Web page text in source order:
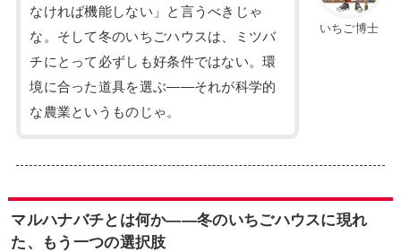
いちご博士
なければ機能しない」と言うべきじゃ
な。そして冬のいちごハウスは、ミツバ
チにとって必ずしも好条件ではない。環
境に合った道具を選ぶ——それが科学的
な農業というものじゃ。
マルハナバチとは何か——冬のいちごハウスに現れ
た、もう一つの選択肢